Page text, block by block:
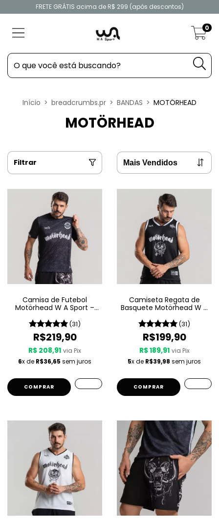
FRETE GRÁTIS acima de R$ 299 (após descontos)
0
Início > breadcrumbs.pr > BANDAS > MOTÖRHEAD
MOTÖRHEAD
Filtrar
Camisa de Futebol
Motörhead W A Sport –
(31)
R$219,90
R$ 208,91 via Pix
6x de R$36,65 sem juros
COMPRAR
Camiseta Regata de
Basquete Motörhead W A
(31)
R$199,90
R$ 189,91 via Pix
5x de R$39,98 sem juros
COMPRAR